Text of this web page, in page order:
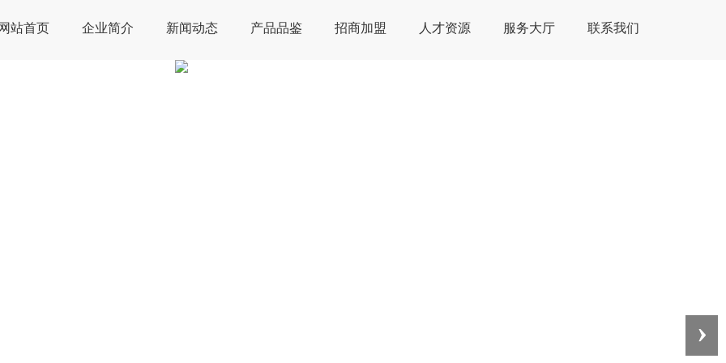
站首页 企业简介 新闻动态 产品品鉴 招商加盟 人才资源 服务大厅 联系我们
›